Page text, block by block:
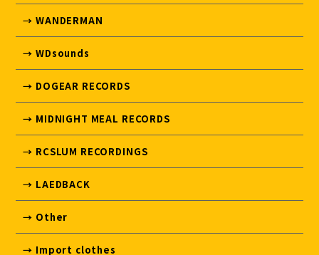
→ WANDERMAN
→ WDsounds
→ DOGEAR RECORDS
→ MIDNIGHT MEAL RECORDS
→ RCSLUM RECORDINGS
→ LAEDBACK
→ Other
→ Import clothes